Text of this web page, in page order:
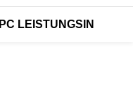
PC LEISTUNGSINDEX